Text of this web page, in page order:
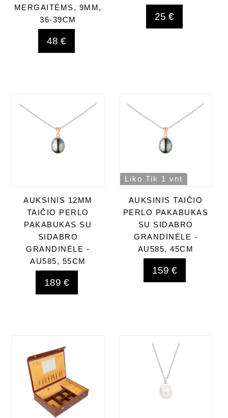
MERGAITĖMS, 9MM,
36-39CM
48 €
25 €
AUKSINIS 12MM
TAIČIO PERLO
PAKABUKAS SU
SIDABRO
GRANDINĖLE -
AU585, 55CM
189 €
Liko Tik 1 vnt
AUKSINIS TAIČIO
PERLO PAKABUKAS
SU SIDABRO
GRANDINĖLE -
AU585, 45CM
159 €